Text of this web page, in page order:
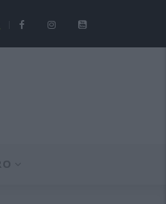
posticipata a domenica 16